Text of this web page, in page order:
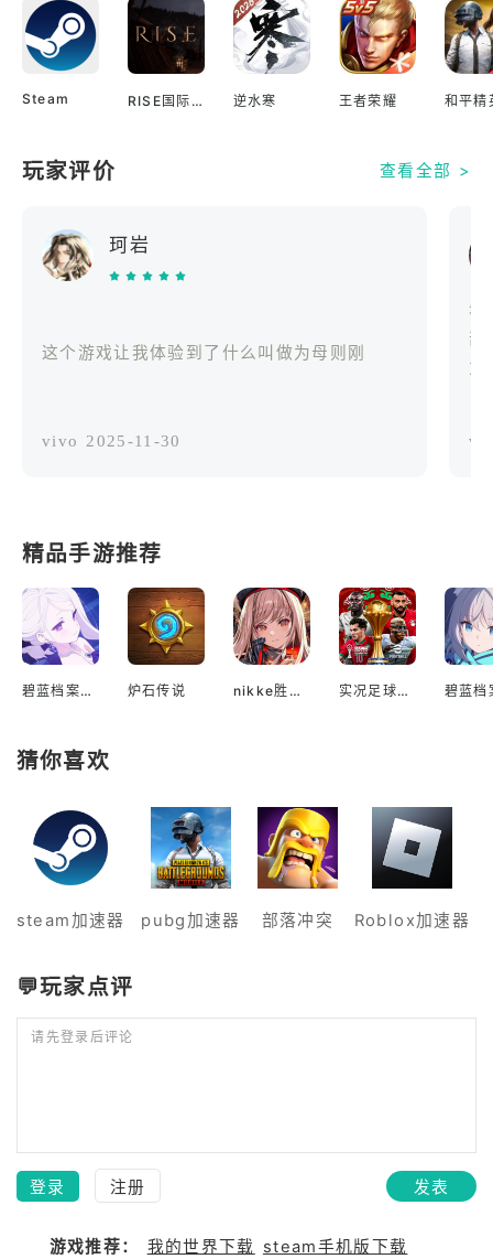
Steam RISE国际服 逆水寒 王者荣耀 和平精
玩家评价 查看全部 >
珂岩
这个游戏让我体验到了什么叫做为母则刚
vivo 2025-11-30
希
部
力
精品手游推荐
碧蓝档案国际服 炉石传说 nikke胜利女神国际服 实况足球2022手游
猜你喜欢
steam加速器 pubg加速器 部落冲突 Roblox加速器
💬玩家点评
请先登录后评论
登录 注册 发表
游戏推荐： 我的世界下载 steam手机版下载